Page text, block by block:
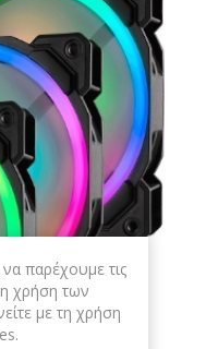
παρέχουμε τις
χρήση των
με τη χρήση